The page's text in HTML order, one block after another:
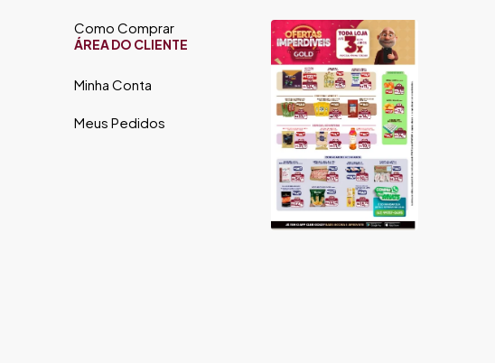
Como Comprar
ÁREA DO CLIENTE
Minha Conta
Meus Pedidos